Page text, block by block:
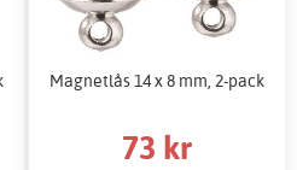
Magnetlås 14 x 8 mm, 2-pack
73 kr